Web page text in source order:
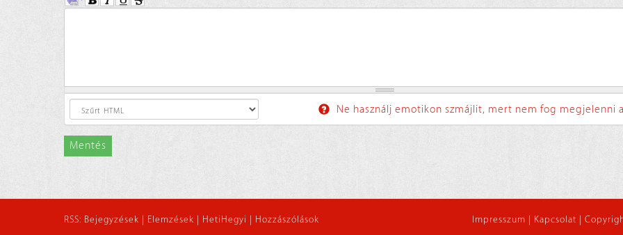
Ne használj emotikon szmájlit, mert nem fog megjelenni
Mentés
RSS: Bejegyzések Elemzések HetiHegyi Hozzászólások Impresszum Kapcsolat